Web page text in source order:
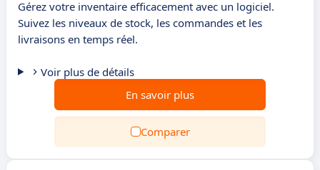
Gérez votre inventaire efficacement avec un logiciel.
Suivez les niveaux de stock, les commandes et les
livraisons en temps réel.
Voir plus de détails
En savoir plus
Comparer